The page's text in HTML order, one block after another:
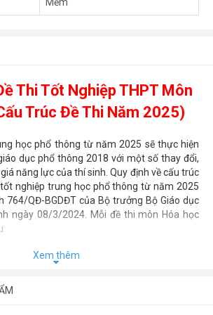
Thi Tốt Nghiệp THPT Môn
Trúc Đề Thi Năm 2025)
học phổ thông từ năm 2025 sẽ thực hiện
dục phổ thông 2018 với một số thay đổi,
năng lực của thí sinh. Quy định về cấu trúc
nghiệp trung học phổ thông từ năm 2025
764/QĐ-BGDĐT của Bộ trưởng Bộ Giáo dục
ngày 08/3/2024. Mỗi đề thi môn Hóa học
câu hỏi ở dạng thức trắc nghiệm nhiều lựa
câu hỏi ở dạng thức trắc nghiệm dạng
Xem thêm